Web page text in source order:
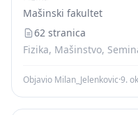
термопарова као и
Првобитна...
Mašinski fakultet
62 stranica
Fizika, Mašinstvo,
Objavio Milan_Jelenkovic·9.